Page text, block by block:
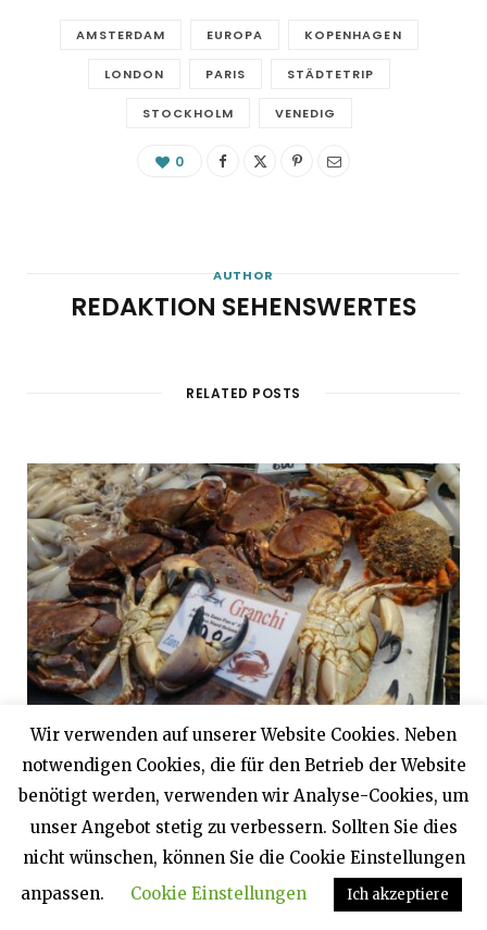
AMSTERDAM EUROPA KOPENHAGEN
LONDON PARIS STÄDTETRIP
STOCKHOLM VENEDIG
0
AUTHOR
REDAKTION SEHENSWERTES
RELATED POSTS
7 SPEZIALITÄTEN, DIE SIE IN VENEDIG UNBEDINGT
PROBIEREN SOLLTEN!
18. APRIL 2024
Wir verwenden auf unserer Website Cookies. Neben
notwendigen Cookies, die für den Betrieb der Website
benötigt werden, verwenden wir Analyse-Cookies, um
unser Angebot stetig zu verbessern. Sollten Sie dies
nicht wünschen, können Sie die Cookie Einstellungen
anpassen.
Cookie Einstellungen Ich akzeptiere